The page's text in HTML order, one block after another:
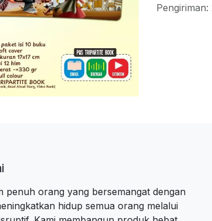
penuh orang yang bersemangat dengan
hidup semua orang melalui